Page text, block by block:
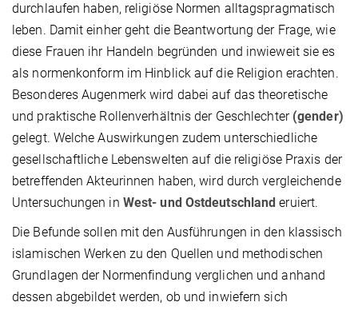
durchlaufen haben, religiöse Normen alltagspragmatisch
leben. Damit einher geht die Beantwortung der Frage, wie
diese Frauen ihr Handeln begründen und inwieweit sie es
als normenkonform im Hinblick auf die Religion erachten.
Besonderes Augenmerk wird dabei auf das theoretische
und praktische Rollenverhältnis der Geschlechter(gender)
gelegt. Welche Auswirkungen zudem unterschiedliche
gesellschaftliche Lebenswelten auf die religiöse Praxis der
betreffenden Akteurinnen haben, wird durch vergleichende
Untersuchungen in West- und Ostdeutschland eruiert.
Die Befunde sollen mit den Ausführungen in den klassisch
islamischen Werken zu den Quellen und methodischen
Grundlagen der Normenfindung verglichen und anhand
dessen abgebildet werden, ob und inwiefern sich